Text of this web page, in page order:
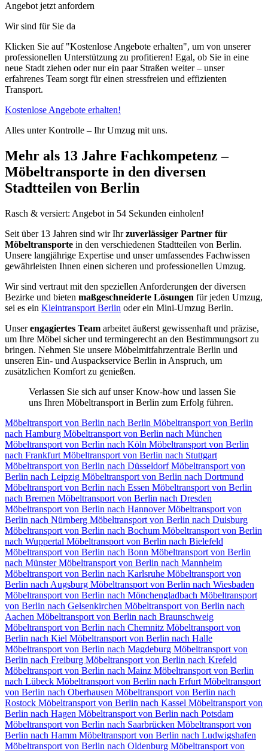
Angebot jetzt anfordern
Wir sind für Sie da
Klicken Sie auf "Kostenlose Angebote erhalten", um von unserer
professionellen Unterstützung zu profitieren! Egal, ob Sie in eine
neue Stadt ziehen oder nur ein paar Straßen weiter – unser
erfahrenes Team sorgt für einen stressfreien und effizienten
Transport.
Kostenlose Angebote erhalten!
Alles unter Kontrolle – Ihr Umzug mit uns.
Mehr als 13 Jahre Fachkompetenz –
Möbeltransporte in den diversen
Stadtteilen von Berlin
Rasch & versiert: Angebot in 54 Sekunden einholen!
Seit über 13 Jahren sind wir Ihrzuverlässiger Partner für
Möbeltransporte in den verschiedenen Stadtteilen von Berlin.
Unsere langjährige Expertise und unser umfassendes Fachwissen
gewährleisten Ihnen einen sicheren und professionellen Umzug.
Wir sind vertraut mit den speziellen Anforderungen der diversen
Bezirke und bieten maßgeschneiderte Lösungen für jeden Umzug,
sei es ein Kleintransport Berlin oder ein Mini-Umzug Berlin.
Unserengagiertes Team arbeitet äußerst gewissenhaft und präzise,
um Ihre Möbel sicher und termingerecht an den Bestimmungsort zu
bringen. Nehmen Sie unsere Möbelmitfahrzentrale Berlin und
unseren Ein- und Auspackservice Berlin in Anspruch, um
zusätzlichen Komfort zu genießen.
Verlassen Sie sich auf unser Know-how und lassen Sie
uns Ihren Möbeltransport in Berlin zum Erfolg führen.
Möbeltransport von Berlin nach Berlin Möbeltransport von Berlin
nach Hamburg Möbeltransport von Berlin nach München
Möbeltransport von Berlin nach Köln Möbeltransport von Berlin
nach Frankfurt Möbeltransport von Berlin nach Stuttgart
Möbeltransport von Berlin nach DüsseldorfMöbeltransport von
Berlin nach Leipzig Möbeltransport von Berlin nach Dortmund
Möbeltransport von Berlin nach Essen Möbeltransport von Berlin
nach Bremen Möbeltransport von Berlin nach Dresden
Möbeltransport von Berlin nach HannoverMöbeltransport von
Berlin nach Nürnberg Möbeltransport von Berlin nach Duisburg
Möbeltransport von Berlin nach Bochum Möbeltransport von Berlin
nach Wuppertal Möbeltransport von Berlin nach Bielefeld
Möbeltransport von Berlin nach Bonn Möbeltransport von Berlin
nach MünsterMöbeltransport von Berlin nach Mannheim
Möbeltransport von Berlin nach Karlsruhe Möbeltransport von
Berlin nach Augsburg Möbeltransport von Berlin nach Wiesbaden
Möbeltransport von Berlin nach Mönchengladbach Möbeltransport
von Berlin nach Gelsenkirchen Möbeltransport von Berlin nach
Aachen Möbeltransport von Berlin nach Braunschweig
Möbeltransport von Berlin nach Chemnitz⁠ Möbeltransport von
Berlin nach Kiel Möbeltransport von Berlin nach Halle
Möbeltransport von Berlin nach Magdeburg Möbeltransport von
Berlin nach Freiburg Möbeltransport von Berlin nach Krefeld
Möbeltransport von Berlin nach Mainz Möbeltransport von Berlin
nach Lübeck Möbeltransport von Berlin nach Erfurt Möbeltransport
von Berlin nach Oberhausen Möbeltransport von Berlin nach
Rostock Möbeltransport von Berlin nach Kassel Möbeltransport von
Berlin nach Hagen Möbeltransport von Berlin nach Potsdam
Möbeltransport von Berlin nach Saarbrücken Möbeltransport von
Berlin nach Hamm Möbeltransport von Berlin nach Ludwigshafen
Möbeltransport von Berlin nach Oldenburg Möbeltransport von